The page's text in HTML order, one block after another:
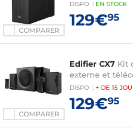
COMPARER
DISPO : EN STOCK
129€95
COMPARER
Edifier CX7 Kit
externe et
DISPO : + DE 15
129€95